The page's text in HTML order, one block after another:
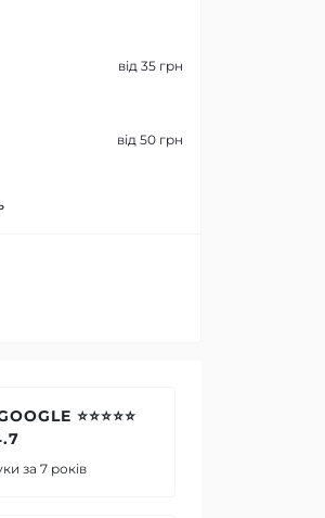
від 35 грн
від 50 грн
⭐⭐⭐⭐⭐
за 7 років